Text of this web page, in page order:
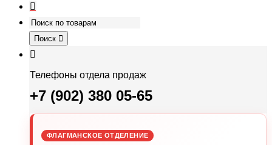
Поиск
Телефоны отдела продаж
+7 (902) 380 05-65
ФЛАГМАНСКОЕ ОТДЕЛЕНИЕ